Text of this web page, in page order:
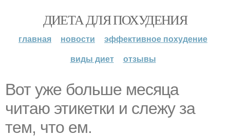
ДИЕТА ДЛЯ ПОХУДЕНИЯ
главная новости
эффективное похудение
виды диет
отзывы
Вот уже больше месяца
читаю этикетки и слежу за
тем, что ем.